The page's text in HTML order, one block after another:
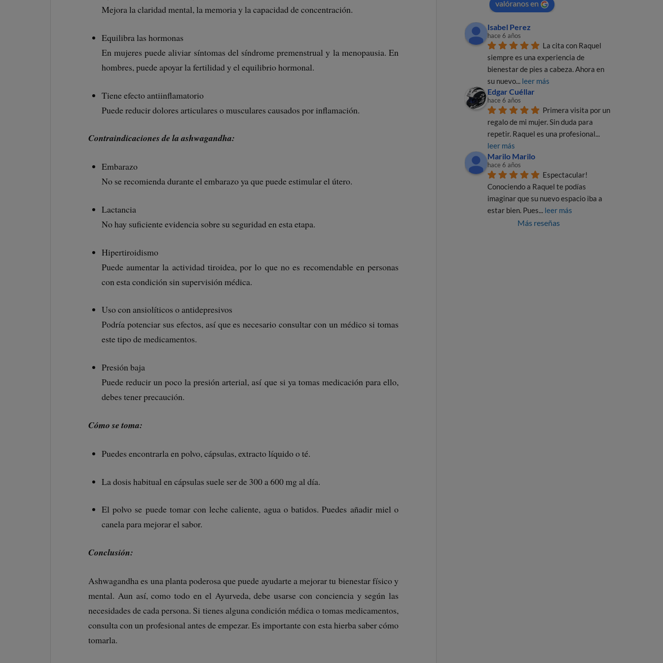
Mejora la claridad mental, la memoria y la capacidad de concentración.
Equilibra las hormonas
En mujeres puede aliviar síntomas del síndrome premenstrual y la menopausia. En
hombres, puede apoyar la fertilidad y el equilibrio hormonal.
Tiene efecto antiinflamatorio
Puede reducir dolores articulares o musculares causados por inflamación.
Contraindicaciones de la ashwagandha:
Embarazo
No se recomienda durante el embarazo ya que puede estimular el útero.
Lactancia
No hay suficiente evidencia sobre su seguridad en esta etapa.
Hipertiroidismo
Puede aumentar la actividad tiroidea, por lo que no es recomendable en personas
con esta condición sin supervisión médica.
Uso con ansiolíticos o antidepresivos
Podría potenciar sus efectos, así que es necesario consultar con un médico si tomas
este tipo de medicamentos.
Presión baja
Puede reducir un poco la presión arterial, así que si ya tomas medicación para ello,
debes tener precaución.
Cómo se toma:
Puedes encontrarla en polvo, cápsulas, extracto líquido o té.
La dosis habitual en cápsulas suele ser de 300 a 600 mg al día.
El polvo se puede tomar con leche caliente, agua o batidos. Puedes añadir miel o
canela para mejorar el sabor.
Conclusión:
Ashwagandha es una planta poderosa que puede ayudarte a mejorar tu bienestar físico y
mental. Aun así, como todo en el Ayurveda, debe usarse con conciencia y según las
necesidades de cada persona. Si tienes alguna condición médica o tomas medicamentos,
consulta con un profesional antes de empezar. Es importante con esta hierba saber cómo
tomarla.
valóranos en
Isabel Perez
hace 6 años
La cita con Raquel
siempre es una experiencia de
bienestar de pies a cabeza. Ahora en
su nuevo... leer más
Edgar Cuéllar
hace 6 años
Primera visita por un
regalo de mi mujer. Sin duda para
repetir. Raquel es una profesional
leer más
Marilo Marilo
hace 6 años
Espectacular!
Conociendo a Raquel te podías
imaginar que su nuevo espacio iba a
estar bien. Pues... leer más
Más reseñas